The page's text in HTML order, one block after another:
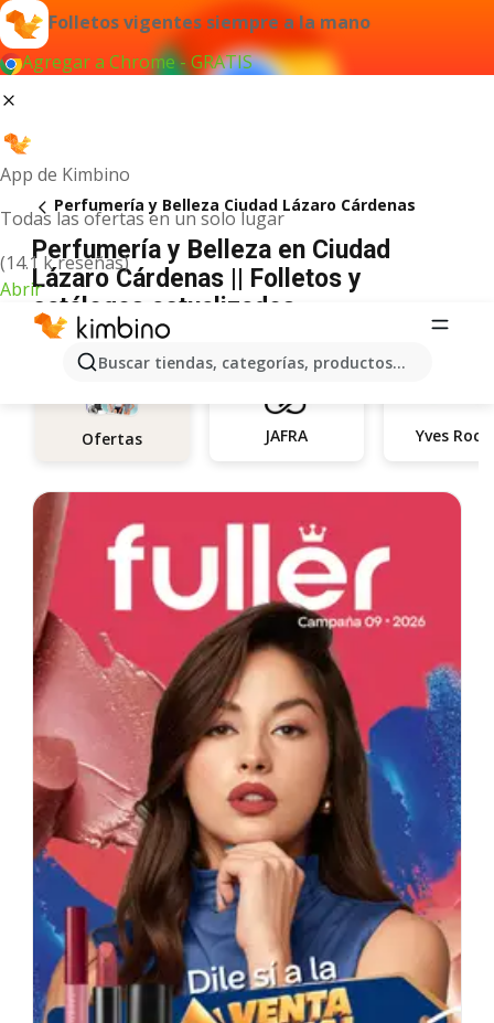
Folletos vigentes siempre a la mano
Agregar a Chrome - GRATIS
App de Kimbino
Todas las ofertas en un solo lugar
(14.1 k reseñas)
Abrir
Buscar tiendas, categorías, productos...
Perfumería y Belleza Ciudad Lázaro Cárdenas
Perfumería y Belleza en Ciudad
Lázaro Cárdenas || Folletos y
catálogos actualizados
Ofertas JAFRA Yves